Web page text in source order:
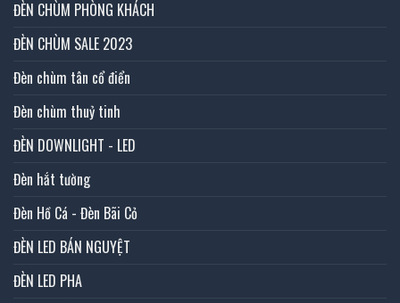
ĐÈN CHÙM PHÒNG KHÁCH
ĐÈN CHÙM SALE 2023
Đèn chùm tân cổ điển
Đèn chùm thuỷ tinh
ĐÈN DOWNLIGHT - LED
Đèn hắt tường
Đèn Hồ Cá - Đèn Bãi Cỏ
ĐÈN LED BÁN NGUYỆT
ĐÈN LED PHA